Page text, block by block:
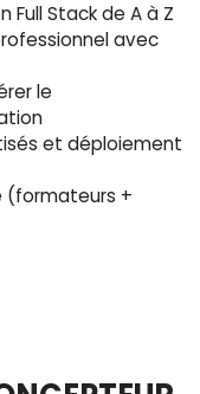
Full Stack de A à Z
avec
le
et déploiement
(formateurs +